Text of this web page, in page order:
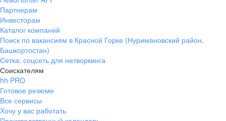
Партнерам
Инвесторам
Каталог компаний
Поиск по вакансиям в Красной Горке (Нуримановский район,
Башкортостан)
Сетка: соцсеть для нетворкинга
Соискателям
hh PRO
Готовое резюме
Все сервисы
Хочу у вас работать